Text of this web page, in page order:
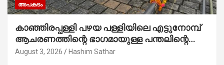
അപകടം
കാഞ്ഞിരപ്പള്ളി പഴയ പള്ളിയിലെ എട്ടുനോമ്പ്
ആചരണത്തിന്റെ ഭാഗമായുള്ള പന്തലിന്റെ
കാൽനാട്ട് കർമ്മം ആർച്ച് പ്രീസ്റ്റ് വെരി.
August 3, 2026 Hashim Sathar